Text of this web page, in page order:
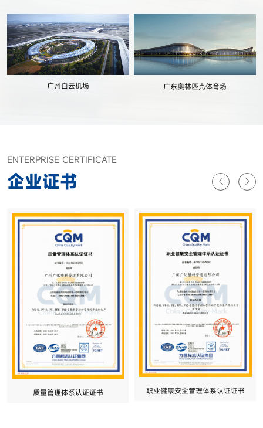
广州白云机场 广东奥林匹克体育场
ENTERPRISE CERTIFICATE
企业证书
质量管理体系认证证书 职业健康安全管理体系认证证书